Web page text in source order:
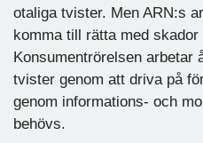
otaliga tvister. Men ARN:s
komma till rätta med
Konsumentrörelsen arbetar
tvister genom att driva på
genom informations- och
behövs.